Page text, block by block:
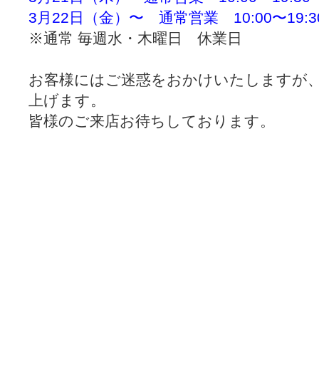
3月22日（金）〜 通常営業 10:00〜
※通常 毎週水・木曜日 休業日
お客様にはご迷惑をおかけいたしますが
上げます。
皆様のご来店お待ちしております。